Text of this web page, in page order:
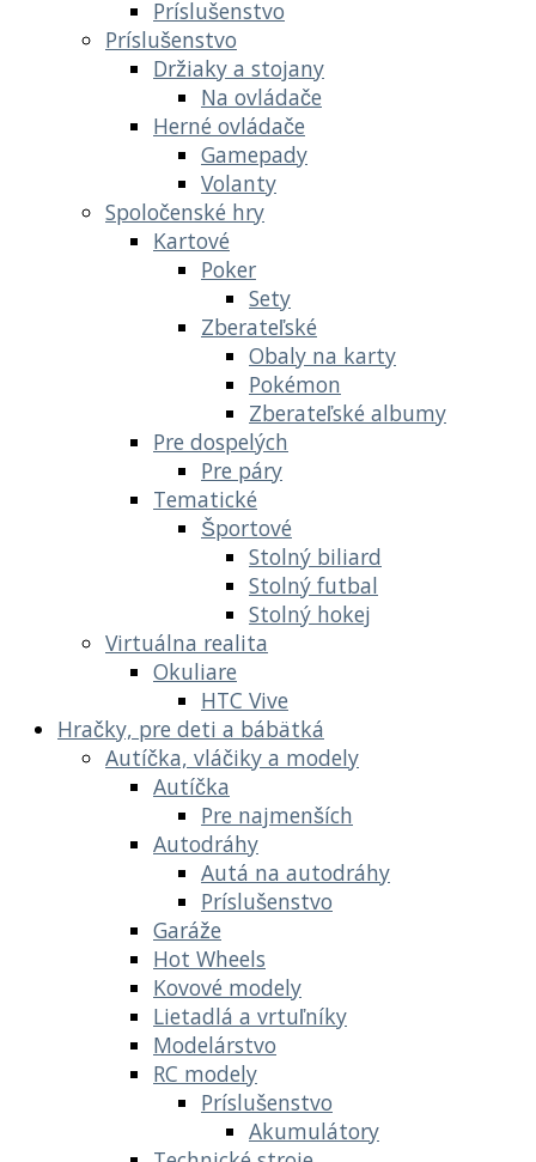
Príslušenstvo
Príslušenstvo
Držiaky a stojany
Na ovládače
Herné ovládače
Gamepady
Volanty
Spoločenské hry
Kartové
Poker
Sety
Zberateľské
Obaly na karty
Pokémon
Zberateľské albumy
Pre dospelých
Pre páry
Tematické
Športové
Stolný biliard
Stolný futbal
Stolný hokej
Virtuálna realita
Okuliare
HTC Vive
Hračky, pre deti a bábätká
Autíčka, vláčiky a modely
Autíčka
Pre najmenších
Autodráhy
Autá na autodráhy
Príslušenstvo
Garáže
Hot Wheels
Kovové modely
Lietadlá a vrtuľníky
Modelárstvo
RC modely
Príslušenstvo
Akumulátory